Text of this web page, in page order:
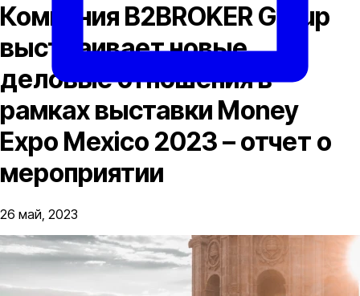
Компания B2BROKER Group
выстраивает новые
деловые отношения в
рамках выставки Money
Expo Mexico 2023 – отчет о
мероприятии
26 май, 2023